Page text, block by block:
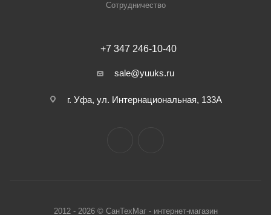
Сотрудничество
+7 347 246-10-40
sale@yuuks.ru
г. Уфа, ул. Интернациональная, 133А
2012 - 2026 © СанТехМаг - интернет-магазин